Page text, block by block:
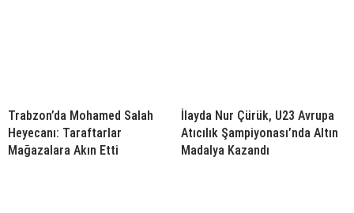
Trabzon’da Mohamed Salah
Heyecanı: Taraftarlar
Mağazalara Akın Etti
İlayda Nur Çürük, U23 Avrupa
Atıcılık Şampiyonası’nda Altın
Madalya Kazandı